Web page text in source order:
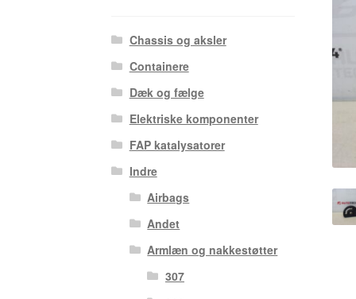
Chassis og aksler
Containere
Dæk og fælge
Elektriske komponenter
FAP katalysatorer
Indre
Airbags
Andet
Armlæn og nakkestøtter
307